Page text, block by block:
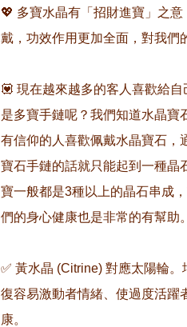
💖 多寶水晶有「招財進寶」之
戴，功效作用更加全面，對我們
💟 現在越來越多的客人喜歡給
是多寶手鏈呢？我們知道水晶寶
有信仰的人喜歡佩戴水晶寶石，
寶石手鏈的話就只能起到一種晶
寶一般都是3種以上的晶石串成
們的身心健康也是非常的有幫助。
✅ 黃水晶 (Citrine) 對應太陽輪
復容易激動者情緒、使過度活躍
康。